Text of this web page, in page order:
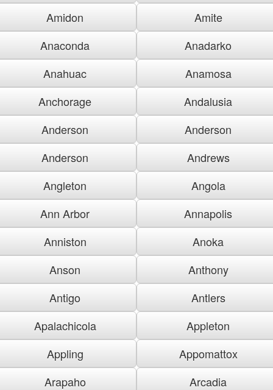
Amidon
Amite
Anaconda
Anadarko
Anahuac
Anamosa
Anchorage
Andalusia
Anderson
Anderson
Anderson
Andrews
Angleton
Angola
Ann Arbor
Annapolis
Anniston
Anoka
Anson
Anthony
Antigo
Antlers
Apalachicola
Appleton
Appling
Appomattox
Arapaho
Arcadia